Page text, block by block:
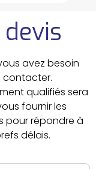
avez besoin
contacter.
qualifiés sera
fournir les
pour répondre à
délais.